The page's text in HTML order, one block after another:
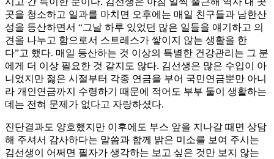
곳을 청소하고 일과를 마치면 오후에는 매일 친구들과 남한산
성을 등산하면서 “그날 하루 있었던 많은 일들을 얘기하고 의
견을 나누고 함으로서 스트레스가 쌓이지 않는 생활을 한
다”고 했다. 매일 등산하는 것 이상의 특별한 건강관리는 그 분
에게 더 이상 필요한 것 같지도 않다. 김선생은 많은 수입이 아
니었지만 젏은 시절부터 각종 연금을 부어 국민연금뿐만 아니
라 개인연금까지 수령하기 때문에 적어도 부부 둘이 생활하는
데는 전혀 문제가 없다고 자랑하셨다.
진단결과도 양호했지만 이후에도 부스 앞을 지나갈 때면 상담
해 주셔서 감사하다는 말씀과 함께 밝은 미소를 보여 주시는
김선생이 어쩌면 필자가 생각하는 보고 싶은 것만 보지 않는